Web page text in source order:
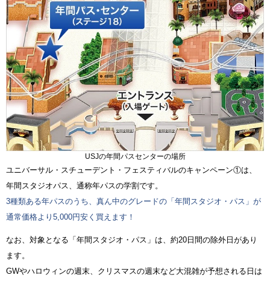
USJの年間パスセンターの場所
ユニバーサル・スチューデント・フェスティバルのキャンペーン①は、
年間スタジオパス、通称年パスの学割です。
3種類ある年パスのうち、真ん中のグレードの「年間スタジオ・パス」が
通常価格より5,000円安く買えます！
なお、対象となる「年間スタジオ・パス」は、約20日間の除外日があり
ます。
GWやハロウィンの週末、クリスマスの週末など大混雑が予想される日は